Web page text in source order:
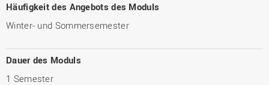
Häufigkeit des Angebots des Moduls
Winter- und Sommersemester
Dauer des Moduls
1 Semester